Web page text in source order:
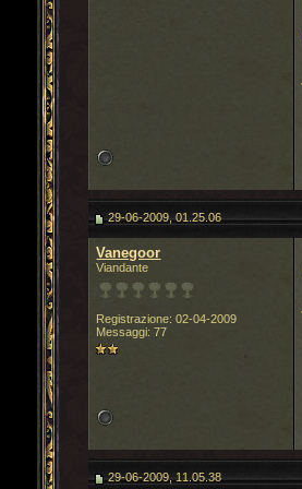
29-06-2009, 01.25.06
Vanegoor
Viandante
Registrazione: 02-04-2009
Messaggi: 77
29-06-2009, 11.05.38